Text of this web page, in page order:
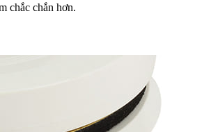
chắc chắn hơn.